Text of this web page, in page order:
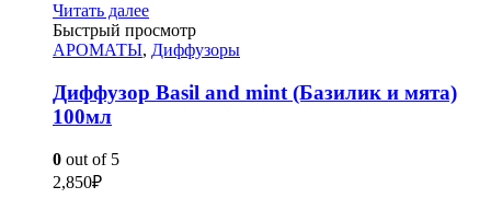
Читать далее
Быстрый просмотр
АРОМАТЫ, Диффузоры
Диффузор Basil and mint (Базилик и мята)
100мл
0 out of 5
2,850₽